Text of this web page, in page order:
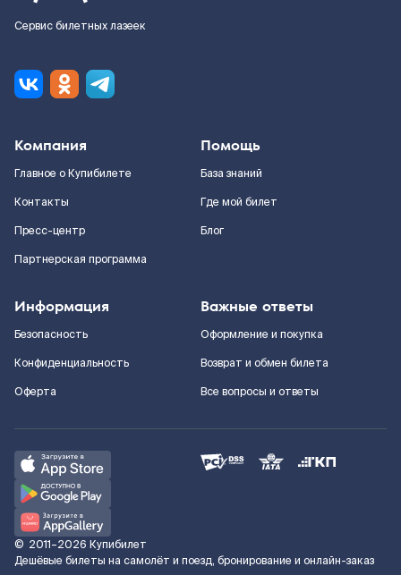
Сервис билетных лазеек
Компания
Главное о Купибилете
Контакты
Пресс-центр
Партнерская программа
Помощь
База знаний
Где мой билет
Блог
Информация
Безопасность
Конфиденциальность
Оферта
Важные ответы
Оформление и покупка
Возврат и обмен билета
Все вопросы и ответы
© 2011–2026 Купибилет
Дешёвые билеты на самолёт и поезд, бронирование и онлайн-заказ